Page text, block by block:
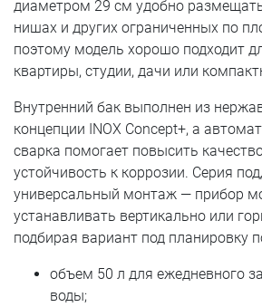
диаметром 29 см удобно
нишах и других ограниченных по
поэтому модель хорошо подходит
квартиры, студии, дачи или
Внутренний бак выполнен из
концепции INOX Concept+, а
сварка помогает повысить
устойчивость к коррозии. Серия
универсальный монтаж — прибор
устанавливать вертикально или
подбирая вариант под планировку
объем 50 л для ежедневного
воды;